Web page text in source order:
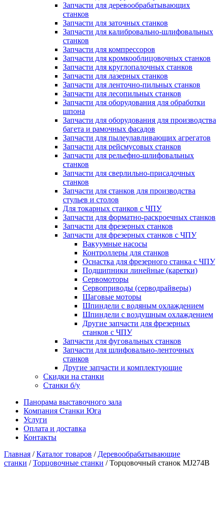
Запчасти для деревообрабатывающих
станков
Запчасти для заточных станков
Запчасти для калибровально-шлифовальных
станков
Запчасти для компрессоров
Запчасти для кромкооблицовочных станков
Запчасти для круглопалочных станков
Запчасти для лазерных станков
Запчасти для ленточно-пильных станков
Запчасти для лесопильных станков
Запчасти для оборудования для обработки
шпона
Запчасти для оборудования для производства
багета и рамочных фасадов
Запчасти для пылеулавливающих агрегатов
Запчасти для рейсмусовых станков
Запчасти для рельефно-шлифовальных
станков
Запчасти для сверлильно-присадочных
станков
Запчасти для станков для производства
стульев и столов
Для токарных станков с ЧПУ
Запчасти для форматно-раскроечных станков
Запчасти для фрезерных станков
Запчасти для фрезерных станков с ЧПУ
Вакуумные насосы
Контроллеры для станков
Оснастка для фрезерного станка с ЧПУ
Подшипники линейные (каретки)
Сервомоторы
Сервоприводы (серводрайверы)
Шаговые моторы
Шпиндели с водяным охлаждением
Шпиндели с воздушным охлаждением
Другие запчасти для фрезерных
станков с ЧПУ
Запчасти для фуговальных станков
Запчасти для шлифовально-ленточных
станков
Другие запчасти и комплектующие
Скидки на станки
Станки б/у
Панорама выставочного зала
Компания Станки Юга
Услуги
Оплата и доставка
Контакты
Главная /Каталог товаров / Деревообрабатывающие
станки /Торцовочные станки / Торцовочный станок MJ274B